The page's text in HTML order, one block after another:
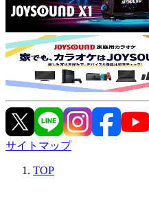
サイトマップ
TOP